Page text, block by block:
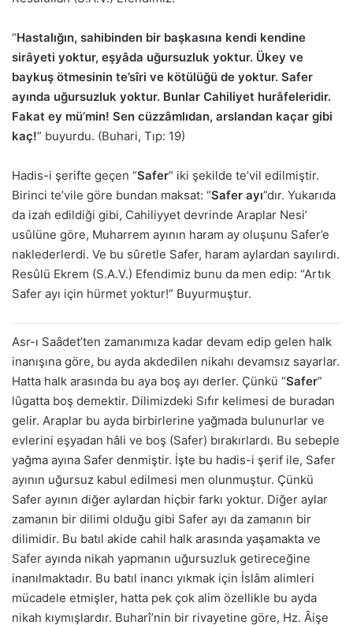
“Hastalığın, sahibinden bir başkasına kendi kendine
sirâyeti yoktur, eşyâda uğursuzluk yoktur. Ükey ve
baykuş ötmesinin te’sîri ve kötülüğü de yoktur. Safer
ayında uğursuzluk yoktur. Bunlar Cahiliyet hurâfeleridir.
Fakat ey mü’min! Sen cüzzâmlıdan, arslandan kaçar gibi
kaç!” buyurdu. (Buhari, Tıp: 19)
Hadis-i şerifte geçen “Safer” iki şekilde te’vil edilmiştir.
Birinci te’vile göre bundan maksat: “Safer ayı”dır. Yukarıda
da izah edildiği gibi, Cahiliyyet devrinde Araplar Nesi’
usûlüne göre, Muharrem ayının haram ay oluşunu Safer’e
naklederlerdi. Ve bu sûretle Safer, haram aylardan sayılırdı.
Resûlü Ekrem (S.A.V.) Efendimiz bunu da men edip: “Artık
Safer ayı için hürmet yoktur!” Buyurmuştur.
Asr-ı Saâdet’ten zamanımıza kadar devam edip gelen halk
inanışına göre, bu ayda akdedilen nikahı devamsız sayarlar.
Hatta halk arasında bu aya boş ayı derler. Çünkü “Safer”
lûgatta boş demektir. Dilimizdeki Sıfır kelimesi de buradan
gelir. Araplar bu ayda birbirlerine yağmada bulunurlar ve
evlerini eşyadan hâli ve boş (Safer) bırakırlardı. Bu sebeple
yağma ayına Safer denmiştir. İşte bu hadis-i şerif ile, Safer
ayının uğursuz kabul edilmesi men olunmuştur. Çünkü
Safer ayının diğer aylardan hiçbir farkı yoktur. Diğer aylar
zamanın bir dilimi olduğu gibi Safer ayı da zamanın bir
dilimidir. Bu batıl akide cahil halk arasında yaşamakta ve
Safer ayında nikah yapmanın uğursuzluk getireceğine
inanılmaktadır. Bu batıl inancı yıkmak için İslâm alimleri
mücadele etmişler, hatta pek çok alim özellikle bu ayda
nikah kıymışlardır. Buharî’nin bir rivayetine göre, Hz. Âişe